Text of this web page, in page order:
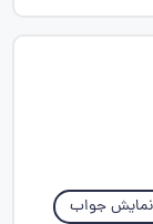
نمایش جواب